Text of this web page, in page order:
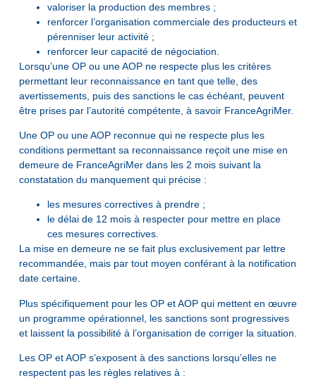
valoriser la production des membres ;
renforcer l’organisation commerciale des producteurs et
pérenniser leur activité ;
renforcer leur capacité de négociation.
Lorsqu’une OP ou une AOP ne respecte plus les critères
permettant leur reconnaissance en tant que telle, des
avertissements, puis des sanctions le cas échéant, peuvent
être prises par l’autorité compétente, à savoir FranceAgriMer.
Une OP ou une AOP reconnue qui ne respecte plus les
conditions permettant sa reconnaissance reçoit une mise en
demeure de FranceAgriMer dans les 2 mois suivant la
constatation du manquement qui précise :
les mesures correctives à prendre ;
le délai de 12 mois à respecter pour mettre en place
ces mesures correctives.
La mise en demeure ne se fait plus exclusivement par lettre
recommandée, mais par tout moyen conférant à la notification
date certaine.
Plus spécifiquement pour les OP et AOP qui mettent en œuvre
un programme opérationnel, les sanctions sont progressives
et laissent la possibilité à l’organisation de corriger la situation.
Les OP et AOP s’exposent à des sanctions lorsqu’elles ne
respectent pas les règles relatives à :